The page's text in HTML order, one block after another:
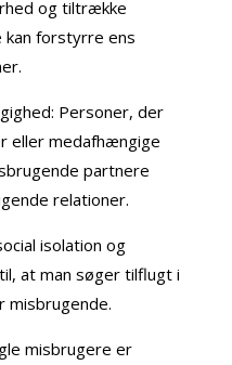
og tiltrække
kan forstyrre ens
Personer, der
eller medafhængige
partnere
relationer.
isolation og
at man søger tilflugt i
misbrugende.
misbrugere er